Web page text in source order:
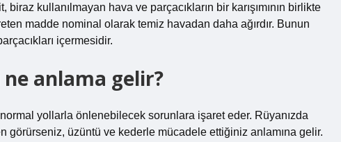
kullanılmayan hava ve parçacıkların bir karışımının birlikte
madde nominal olarak temiz havadan daha ağırdır. Bunun
içermesidir.
anlama gelir?
normal yollarla önlenebilecek sorunlara işaret eder. Rüyanızda
görürseniz, üzüntü ve kederle mücadele ettiğiniz anlamına gelir.